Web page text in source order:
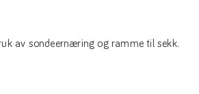
av sondeernæring og ramme til sekk.